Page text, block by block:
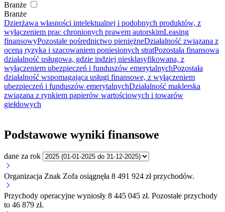
Branże
Branże
Dzierżawa własności intelektualnej i podobnych produktów, z
wyłączeniem prac chronionych prawem autorskimLeasing
finansowyPozostałe pośrednictwo pieniężneDziałalność związana z
oceną ryzyka i szacowaniem poniesionych stratPozostała finansowa
działalność usługowa, gdzie indziej niesklasyfikowana, z
wyłączeniem ubezpieczeń i funduszów emerytalnychPozostała
działalność wspomagająca usługi finansowe, z wyłączeniem
ubezpieczeń i funduszów emerytalnychDziałalność maklerska
związana z rynkiem papierów wartościowych i towarów
giełdowych
Podstawowe wyniki finansowe
dane za rok
Organizacja Znak Zofa osiągnęła 8 491 924 zł przychodów.
Przychody operacyjne wyniosły 8 445 045 zł. Pozostałe przychody
to 46 879 zł.